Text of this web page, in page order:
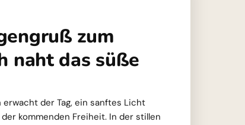
zum
naht das süße
der Tag, ein sanftes Licht
kommenden Freiheit. In der stillen